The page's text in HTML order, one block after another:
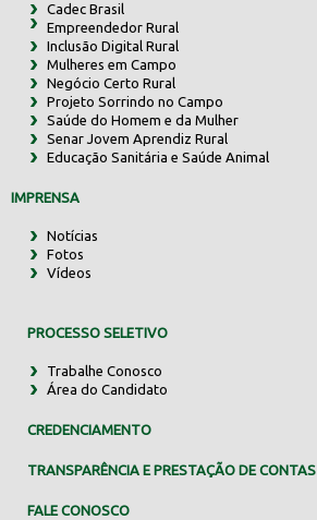
Cadec Brasil
Empreendedor Rural
Inclusão Digital Rural
Mulheres em Campo
Negócio Certo Rural
Projeto Sorrindo no Campo
Saúde do Homem e da Mulher
Senar Jovem Aprendiz Rural
Educação Sanitária e Saúde Animal
IMPRENSA
Notícias
Fotos
Vídeos
PROCESSO SELETIVO
Trabalhe Conosco
Área do Candidato
CREDENCIAMENTO
TRANSPARÊNCIA E PRESTAÇÃO DE CONTAS
FALE CONOSCO